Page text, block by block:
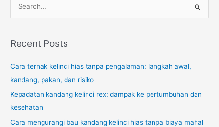
r
h
f
o
r
:
Recent Posts
Cara ternak kelinci hias tanpa pengalaman: langkah awal,
kandang, pakan, dan risiko
Kepadatan kandang kelinci rex: dampak ke pertumbuhan dan
kesehatan
Cara mengurangi bau kandang kelinci hias tanpa biaya mahal